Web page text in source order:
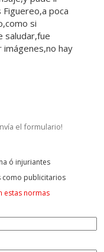
poca
si
saludar,fue
hay
el formulario!
ó injuriantes
como publicitarios
estas normas